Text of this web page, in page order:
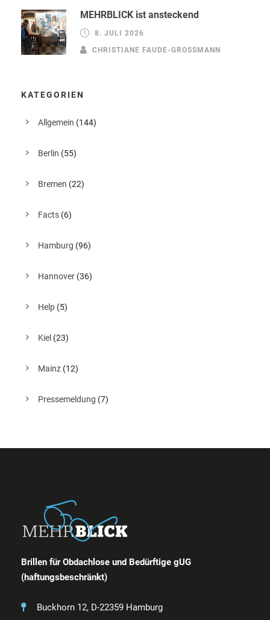
MEHRBLICK ist ansteckend
8. JULI 2026
CHRISTIANE FAUDE-GROSSMANN
KATEGORIEN
Allgemein (144)
Berlin (55)
Bremen (22)
Facts (6)
Hamburg (96)
Hannover (36)
Help (5)
Kiel (23)
Mainz (12)
Pressemeldung (7)
Brillen für Obdachlose und Bedürftige gUG
(haftungsbeschränkt)
Buckhorn 12, D-22359 Hamburg